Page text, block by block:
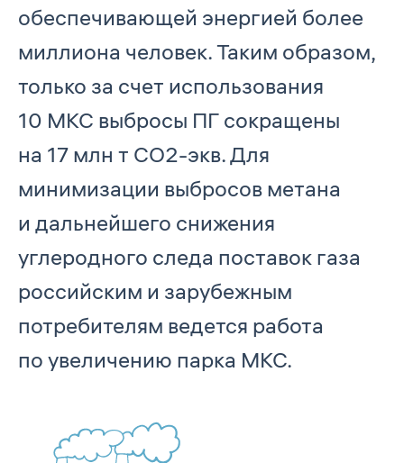
обеспечивающей энергией более
миллиона человек. Таким образом,
только за счет использования
10 МКС выбросы ПГ сокращены
на 17 млн т СО2-экв. Для
минимизации выбросов метана
и дальнейшего снижения
углеродного следа поставок газа
российским и зарубежным
потребителям ведется работа
по увеличению парка МКС.